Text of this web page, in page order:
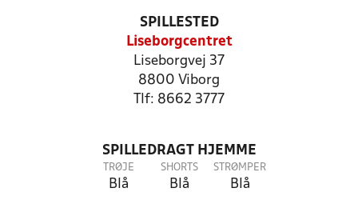
SPILLESTED
Liseborgcentret
Liseborgvej 37
8800 Viborg
Tlf: 8662 3777
SPILLEDRAGT HJEMME
TRØJE
Blå
SHORTS
Blå
STRØMPER
Blå